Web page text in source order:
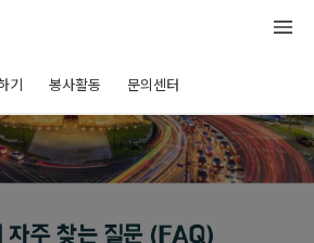
기 봉사활동 문의센터